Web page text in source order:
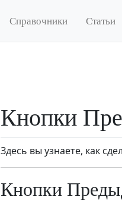
Справочники Статьи
Кнопки
Здесь вы узнаете, как
Кнопки